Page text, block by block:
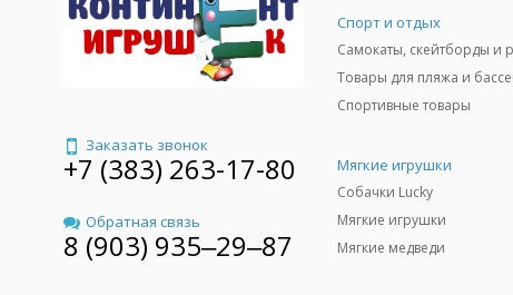
Заказать звонок
+7 (383) 263-17-80
Обратная связь
8 (903) 935‒29‒87
Спорт и отдых
Спортивные товары
Мягкие игрушки
Собачки Lucky
Мягкие игрушки
Мягкие медведи